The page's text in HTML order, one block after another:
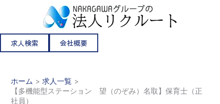
キ
求人検索 会社概要
ホーム
求人一覧
【多機能型ステーション 望（のぞみ）名取】保育士（正
社員）